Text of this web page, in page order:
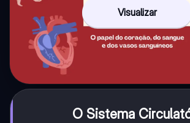
Visualizar
O Sistema